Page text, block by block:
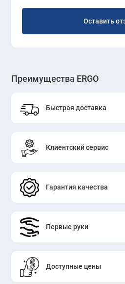
Оставить
Преимущества ERGO
Быстрая доставка
Клиентский сервис
Гарантия качества
Первые руки
Доступные цены